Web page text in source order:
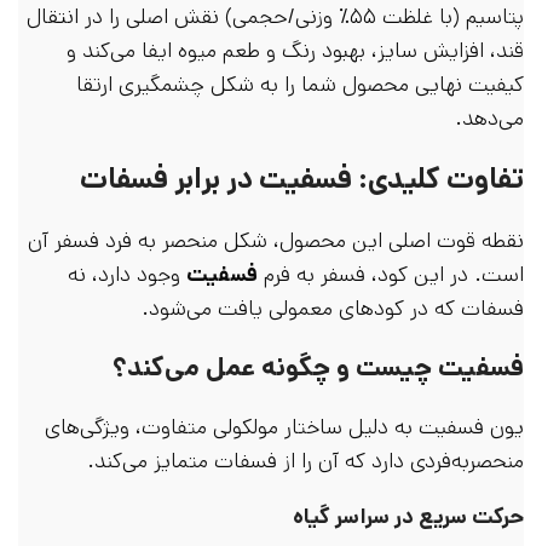
پتاسیم (با غلظت ۵۵٪ وزنی/حجمی) نقش اصلی را در انتقال
قند، افزایش سایز، بهبود رنگ و طعم میوه ایفا می‌کند و
کیفیت نهایی محصول شما را به شکل چشمگیری ارتقا
می‌دهد.
تفاوت کلیدی: فسفیت در برابر فسفات
نقطه قوت اصلی این محصول، شکل منحصر به فرد فسفر آن
است. در این کود، فسفر به فرم فسفیت وجود دارد، نه
فسفات که در کودهای معمولی یافت می‌شود.
فسفیت چیست و چگونه عمل می‌کند؟
یون فسفیت به دلیل ساختار مولکولی متفاوت، ویژگی‌های
منحصربه‌فردی دارد که آن را از فسفات متمایز می‌کند.
حرکت سریع در سراسر گیاه